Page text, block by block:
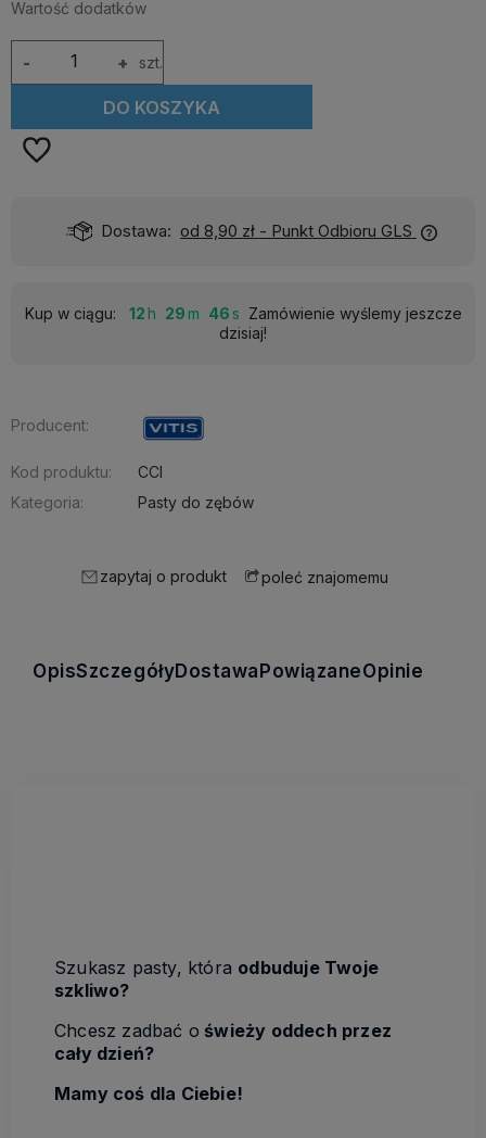
Wartość dodatków
+
- szt.
DO KOSZYKA
Dostawa: od 8,90 zł - Punkt Odbioru GLS
Kup w ciągu: 12 29 45
Zamówienie wyślemy jeszcze
dzisiaj!
Producent:
Kod produktu:
CCI
Kategoria:
Pasty do zębów
zapytaj o produkt poleć znajomemu
OpisSzczegółyDostawa PowiązaneOpinie
Szukasz pasty, która odbuduje Twoje
szkliwo?
Chcesz zadbać o świeży oddech przez
cały dzień?
Mamy coś dla Ciebie!